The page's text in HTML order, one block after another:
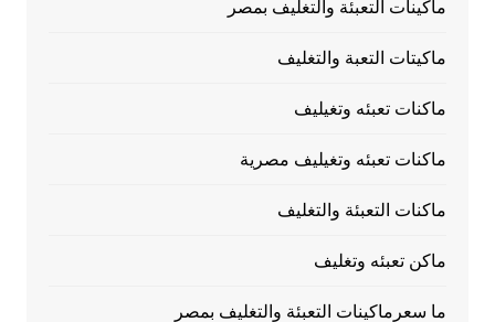
ماكينات التعبئة والتغليف بمصر
ماكيتات التعبة والتغليف
ماكنات تعبئه وتغيليف
ماكنات تعبئه وتغيليف مصرية
ماكنات التعبئة والتغليف
ماكن تعبئه وتغليف
ما سعرماكينات التعبئة والتغليف بمصر